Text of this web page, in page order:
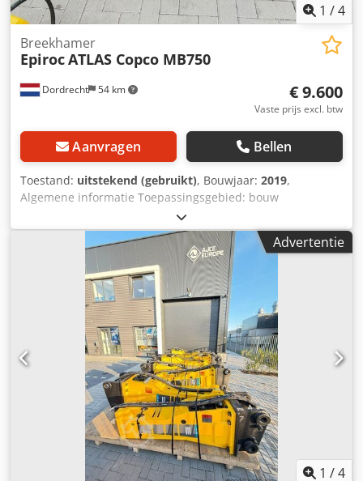
1 /4
Dordrecht 54 km
Breekhamer
EpirocATLAS Copco MB750
€ 9.600
Vaste prijs excl. btw
Aanvragen Bellen
Toestand: uitstekend (gebruikt), Bouwjaar: 2019,
Algemene informatie Toepassingsgebied: bouw
Referentienummer: 2 Gewichten Leeggewicht: 750 kg
Functioneel Afmetingen laadruimte: 120 x 80 x 60 cm CE-
markering: ja Onderhoud, historie en staat Aantal vorige
eigenaren: 1 Technische staat: zeer goed Optische staat:
zeer goed Aanvullende informatie Geschikt voor de
volgende machines: 10 ton - 17 ton Leveringsvoorwaarden:
EXW Werkdruk: 140-170 bar Benodigde hydraulische
doorstroming: 120 l/min Slagfrequentie: 370-840 Laatste
inspectie: 2025-05-05 Productieland: DE Aanvullende
informatie Djdpfjwurv Tjx Abyowa Neem contact op met Ö.
Inalkac voor meer informatie.
Advertentie
1 /4